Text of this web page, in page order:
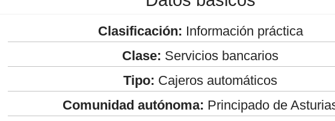
Clasificación: Información práctica
Clase: Servicios bancarios
Tipo: Cajeros automáticos
Comunidad autónoma: Principado de